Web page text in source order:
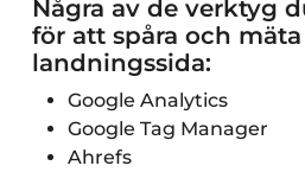
Några av de verktyg
för att spåra och
landningssida:
Google Analytics
Google Tag Manager
Ahrefs